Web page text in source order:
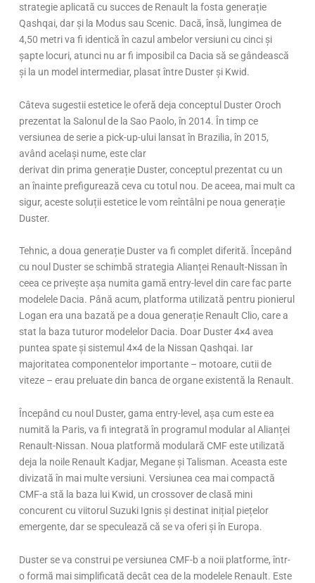
strategie aplicată cu succes de Renault la fosta generație
Qashqai, dar și la Modus sau Scenic. Dacă, însă, lungimea de
4,50 metri va fi identică în cazul ambelor versiuni cu cinci și
șapte locuri, atunci nu ar fi imposibil ca Dacia să se gândească
și la un model intermediar, plasat între Duster și Kwid.
Câteva sugestii estetice le oferă deja conceptul Duster Oroch
prezentat la Salonul de la Sao Paolo, în 2014. În timp ce
versiunea de serie a pick-up-ului lansat în Brazilia, în 2015,
având același nume, este clar
derivat din prima generație Duster, conceptul prezentat cu un
an înainte prefigurează ceva cu totul nou. De aceea, mai mult ca
sigur, aceste soluții estetice le vom reîntâlni pe noua generație
Duster.
Tehnic, a doua generație Duster va fi complet diferită. Începând
cu noul Duster se schimbă strategia Alianței Renault-Nissan în
ceea ce privește așa numita gamă entry-level din care fac parte
modelele Dacia. Până acum, platforma utilizată pentru pionierul
Logan era una bazată pe a doua generație Renault Clio, care a
stat la baza tuturor modelelor Dacia. Doar Duster 4×4 avea
puntea spate și sistemul 4×4 de la Nissan Qashqai. Iar
majoritatea componentelor importante – motoare, cutii de
viteze – erau preluate din banca de organe existentă la Renault.
Începând cu noul Duster, gama entry-level, așa cum este ea
numită la Paris, va fi integrată în programul modular al Alianței
Renault-Nissan. Noua platformă modulară CMF este utilizată
deja la noile Renault Kadjar, Megane și Talisman. Aceasta este
divizată în mai multe versiuni. Versiunea cea mai compactă
CMF-a stă la baza lui Kwid, un crossover de clasă mini
concurent cu viitorul Suzuki Ignis și destinat inițial piețelor
emergente, dar se speculează că se va oferi și în Europa.
Duster se va construi pe versiunea CMF-b a noii platforme, într-
o formă mai simplificată decât cea de la modelele Renault. Este